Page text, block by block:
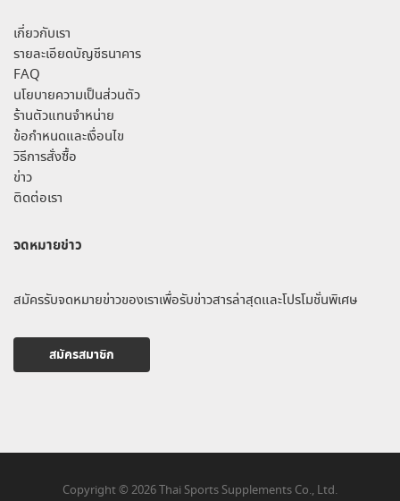
เกี่ยวกับเรา
รายละเอียดบัญชีธนาคาร
FAQ
นโยบายความเป็นส่วนตัว
ร้านตัวแทนจำหน่าย
ข้อกำหนดและเงื่อนไข
วิธีการสั่งซื้อ
ข่าว
ติดต่อเรา
จดหมายข่าว
สมัครรับจดหมายข่าวของเราเพื่อรับข่าวสารล่าสุดและโปรโมชั่นพิเศษ
สมัครสมาชิก
Copyright © 2026 Thai Sports Supplements Co., Ltd.